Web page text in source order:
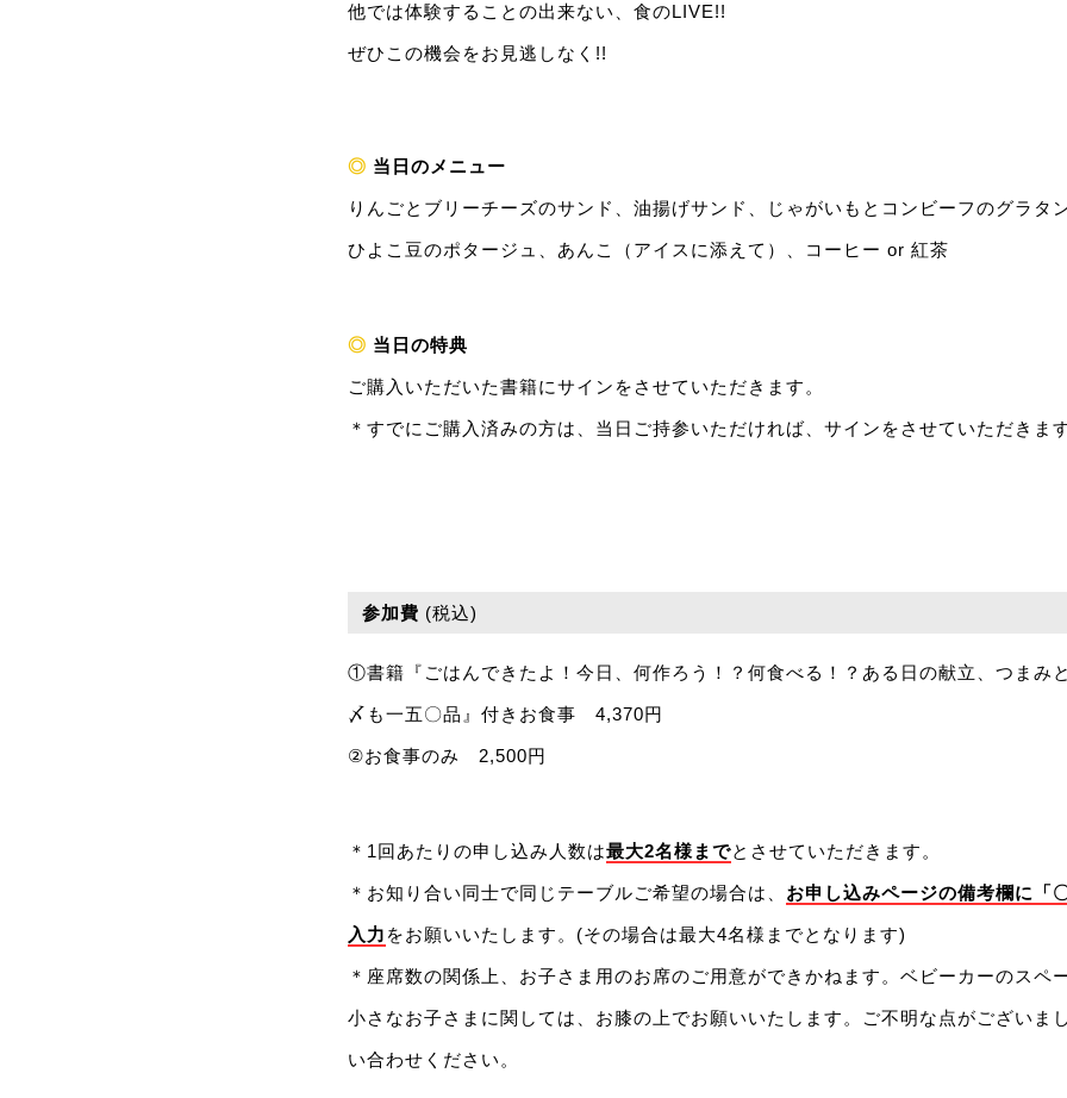
他では体験することの出来ない、食のLIVE!!
ぜひこの機会をお見逃しなく!!
◎ 当日のメニュー
りんごとブリーチーズのサンド、油揚げサンド、じゃがいもとコンビーフのグラタ
ひよこ豆のポタージュ、あんこ（アイスに添えて）、コーヒー or 紅茶
◎ 当日の特典
ご購入いただいた書籍にサインをさせていただきます。
＊すでにご購入済みの方は、当日ご持参いただければ、サインをさせていただきます
参加費 (税込)
①書籍『ごはんできたよ！今日、何作ろう！？何食べる！？ある日の献立、つまみ
〆も一五〇品』付きお食事 4,370円
②お食事のみ 2,500円
＊1回あたりの申し込み人数は最大2名様までとさせていただきます。
＊お知り合い同士で同じテーブルご希望の場合は、 お申し込みページの備考欄に「
入力 をお願いいたします。(その場合は最大4名様までとなります)
＊座席数の関係上、お子さま用のお席のご用意ができかねます。ベビーカーのスペ
小さなお子さまに関しては、お膝の上でお願いいたします。ご不明な点がございま
い合わせください。